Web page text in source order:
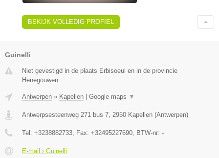
BEKIJK VOLLEDIG PROFIEL
Guinelli
Niet gevestigd in de plaats Erbisoeul en in de provincie
Henegouwen.
Antwerpen » Kapellen Google maps ▼
Antwerpsesteenweg 271 bus 7, 2950 Kapellen (Antwerpen)
Tel: +3238882733, Fax: +32495227690, BTW-nr: -
E-mail › Guinelli